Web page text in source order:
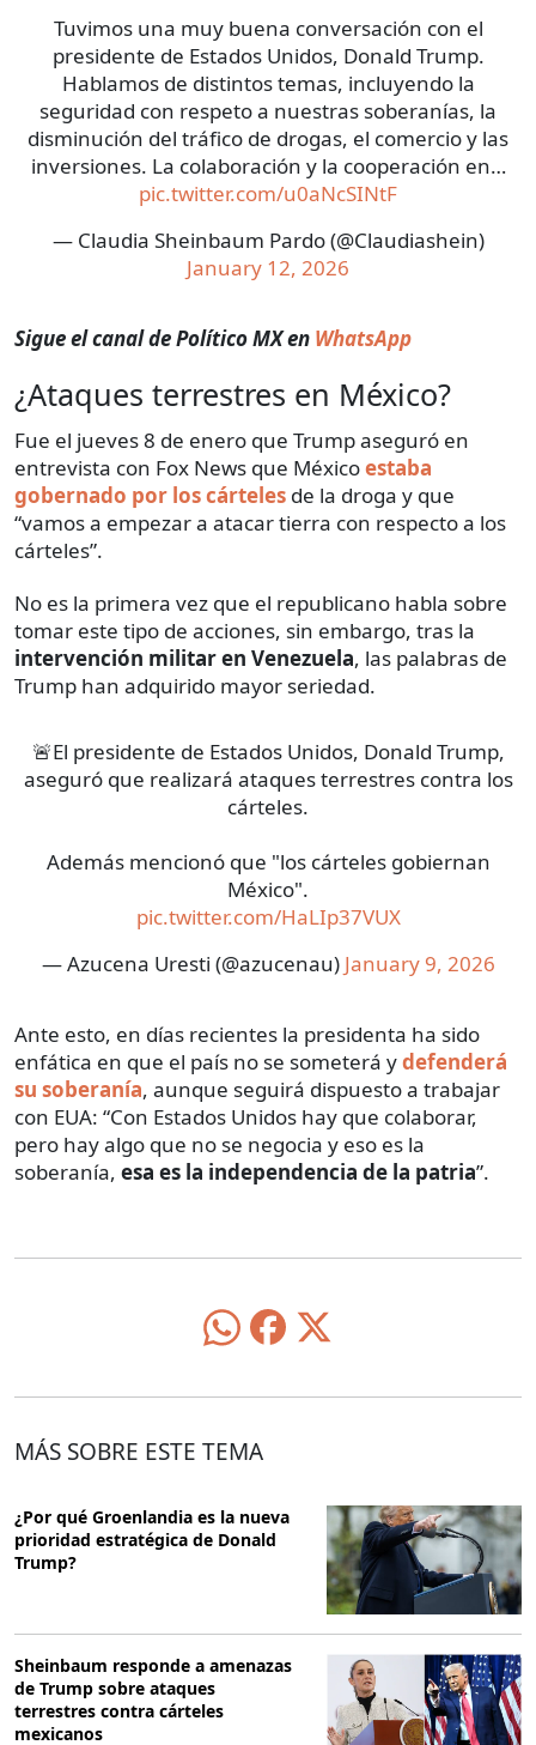
Tuvimos una muy buena conversación con el
presidente de Estados Unidos, Donald Trump.
Hablamos de distintos temas, incluyendo la
seguridad con respeto a nuestras soberanías, la
disminución del tráfico de drogas, el comercio y las
inversiones. La colaboración y la cooperación en…
pic.twitter.com/u0aNcSINtF
— Claudia Sheinbaum Pardo (@Claudiashein)
January 12, 2026
Sigue el canal de Político MX en WhatsApp
¿Ataques terrestres en México?
Fue el jueves 8 de enero que Trump aseguró en
entrevista con Fox News que Méxicoestaba
gobernado por los cárteles de la droga y que
“vamos a empezar a atacar tierra con respecto a los
cárteles”.
No es la primera vez que el republicano habla sobre
tomar este tipo de acciones, sin embargo, tras la
intervención militar en Venezuela, las palabras de
Trump han adquirido mayor seriedad.
🚨El presidente de Estados Unidos, Donald Trump,
aseguró que realizará ataques terrestres contra los
cárteles.
Además mencionó que "los cárteles gobiernan
México".
pic.twitter.com/HaLIp37VUX
— Azucena Uresti (@azucenau) January 9, 2026
Ante esto, en días recientes la presidenta ha sido
enfática en que el país no se someterá ydefenderá
su soberanía, aunque seguirá dispuesto a trabajar
con EUA: “Con Estados Unidos hay que colaborar,
pero hay algo que no se negocia y eso es la
soberanía, esa es la independencia de la patria”.
MÁS SOBRE ESTE TEMA
¿Por qué Groenlandia es la nueva
prioridad estratégica de Donald
Trump?
Sheinbaum responde a amenazas
de Trump sobre ataques
terrestres contra cárteles
mexicanos